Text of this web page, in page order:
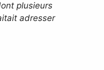
plusieurs
adresser